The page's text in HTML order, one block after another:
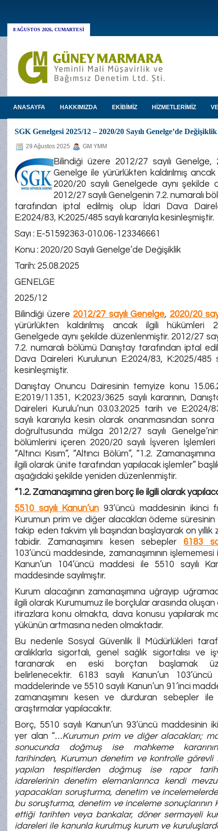
8 AĞUSTOS 2026, CUMARTESI
ANASAYFA HAKKIMIZDA EKİBİMİZ HİZMETLERİMİZ
SGK Genelgesi 2025/12 – 2020/20 Sayılı Genelge’de Değişiklik
29 Ağustos 2025 GM YMM
Bilindiği üzere 2012/27 sayılı Genelge,
Genelge ile yürürlükten kaldırılmış
2020/20 sayılı Genelgede aynı şekilde
2012/27 sayılı Genelgenin 7.2. numaralı
tarafından iptal edilmiş olup İdari Dava
E:2024/83, K:2025/485 sayılı kararıyla kesinleşmiştir.
Sayı : E-51592363-010.06-123346661
Konu : 2020/20 Sayılı Genelge’de Değişiklik
Tarih: 25.08.2025
GENELGE
2025/12
Bilindiği üzere 2012/27 sayılı Genelge, 2020/20
yürürlükten kaldırılmış ancak ilgili hükümleri
Genelgede aynı şekilde düzenlenmiştir. 2012/27
7.2. numaralı bölümü Danıştay tarafından iptal
Dava Daireleri Kurulunun E:2024/83, K:2025/485
kesinleşmiştir.
Danıştay Onuncu Dairesinin temyize konu
E:2019/11351, K:2023/3625 sayılı kararının,
Daireleri Kurulu’nun 03.03.2025 tarih ve E:2024/
sayılı kararıyla kesin olarak onanmasından
doğrultusunda mülga 2012/27 sayılı
bölümlerini içeren 2020/20 sayılı İşveren İşlemleri
“Altıncı Kısım”, “Altıncı Bölüm”, “1.2.
ilgili olarak ünite tarafından yapılacak işlemler”
aşağıdaki şekilde yeniden düzenlenmiştir.
“1.2. Zamanaşımına giren borç ile ilgili olarak
5510 sayılı Kanun’un 93’üncü maddesinin ikinci
Kurumun prim ve diğer alacakları ödeme
takip eden takvim yılı başından başlayarak on yıllık
tabidir. Zamanaşımını kesen sebepler6183
103’üncü maddesinde, zamanaşımının işlememesi
Kanun’un 104’üncü maddesi ile 5510 sayılı
maddesinde sayılmıştır.
Kurum alacağının zamanaşımına uğrayıp
ilgili olarak Kurumumuz ile borçlular arasında oluşan
itirazlara konu olmakta, dava konusu yapılarak
yükünün artmasına neden olmaktadır.
Bu nedenle Sosyal Güvenlik İl Müdürlükleri
aralıklarla sigortalı, genel sağlık sigortalısı ve
taranarak en eski borçtan başlamak
belirlenecektir. 6183 sayılı Kanun’un
maddelerinde ve 5510 sayılı Kanun’un 91’inci
zamanaşımını kesen ve durduran sebepler
araştırmalar yapılacaktır.
Borç, 5510 sayılı Kanun’un 93’üncü maddesinin
yer alan “…Kurumun prim ve diğer alacakları;
sonucunda doğmuş ise mahkeme
tarihinden, Kurumun denetim ve kontrolle görevli
yapılan tespitlerden doğmuş ise rapor
idarelerinin denetim elemanlarınca kendi
yapacakları soruşturma, denetim ve
bu soruşturma, denetim ve inceleme sonuçlarının
ettiği tarihten veya bankalar, döner sermayeli
idareleri ile kanunla kurulmuş kurum ve